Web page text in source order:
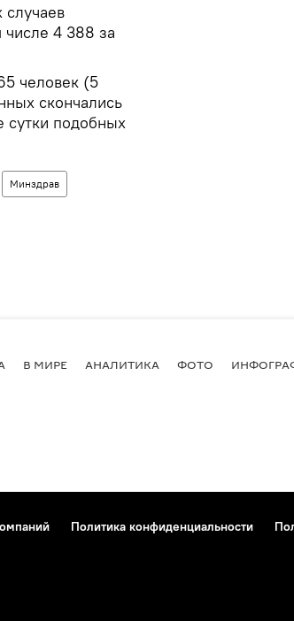
4 388 за
человек (5
скончались
сутки подобных
Минздрав
В МИРЕ АНАЛИТИКА ФОТО
Политика конфиденциальности